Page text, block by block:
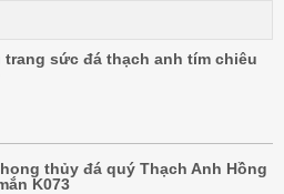
trang sức đá thạch anh tím chiêu
thủy đá quý Thạch Anh Hồng
K073